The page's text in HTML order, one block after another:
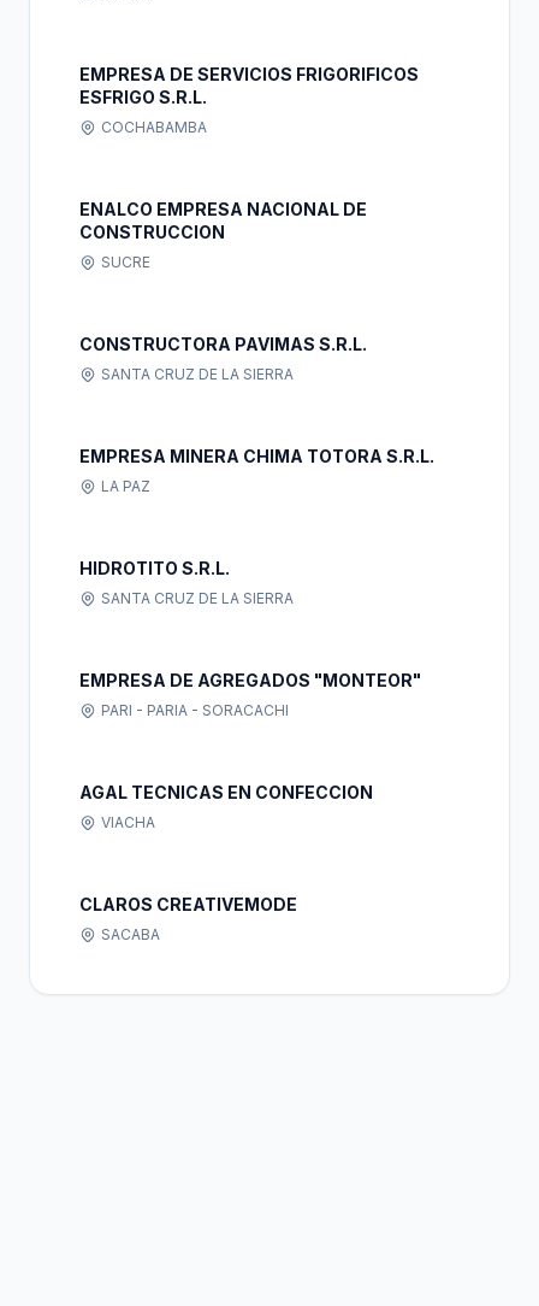
EMPRESA DE SERVICIOS FRIGORIFICOS
ESFRIGO S.R.L.
COCHABAMBA
ENALCO EMPRESA NACIONAL DE
CONSTRUCCION
SUCRE
CONSTRUCTORA PAVIMAS S.R.L.
SANTA CRUZ DE LA SIERRA
EMPRESA MINERA CHIMA TOTORA S.R.L.
LA PAZ
HIDROTITO S.R.L.
SANTA CRUZ DE LA SIERRA
EMPRESA DE AGREGADOS "MONTEOR"
PARI - PARIA - SORACACHI
AGAL TECNICAS EN CONFECCION
VIACHA
CLAROS CREATIVEMODE
SACABA